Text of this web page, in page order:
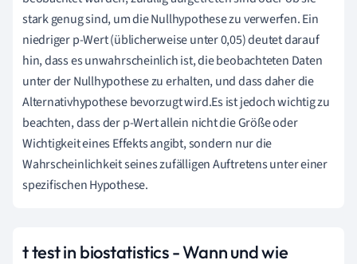
stark genug sind, um die Nullhypothese zu verwerfen. Ein
niedriger p-Wert (üblicherweise unter 0,05) deutet darauf
hin, dass es unwahrscheinlich ist, die beobachteten Daten
unter der Nullhypothese zu erhalten, und dass daher die
Alternativhypothese bevorzugt wird.Es ist jedoch wichtig zu
beachten, dass der p-Wert allein nicht die Größe oder
Wichtigkeit eines Effekts angibt, sondern nur die
Wahrscheinlichkeit seines zufälligen Auftretens unter einer
spezifischen Hypothese.
t test in biostatistics - Wann und wie